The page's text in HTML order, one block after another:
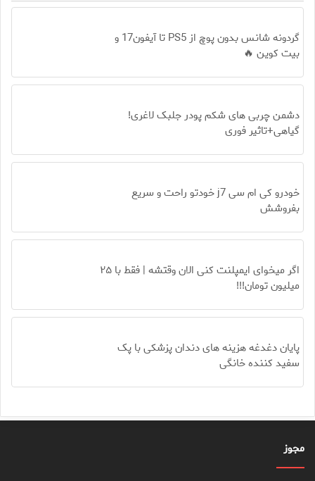
گردونه شانس بدون پوچ از PS5 تا آیفون17 و
بیت کوین 🔥
دشمن چربی های شکم پودر جلبک لاغری!
گیاهی+تاثیر فوری
خودرو کی ام سی j7 خودتو راحت و سریع
بفروشش
اگر میخوای ایمپلنت کنی الان وقتشه | فقط با ۲۵
میلیون تومان!!!
پایان دغدغه هزینه های دندان پزشکی با پک
سفید کننده خانگی
مجوز